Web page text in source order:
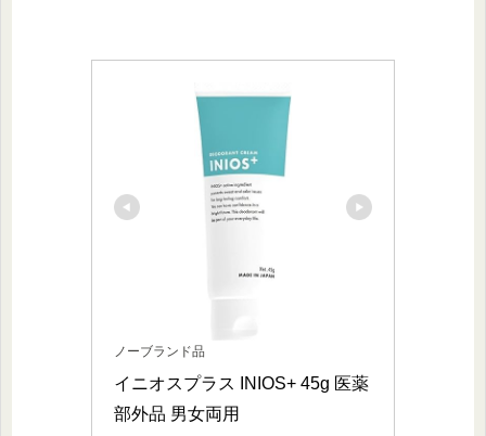
ノーブランド品
イニオスプラス INIOS+ 45g 医薬
部外品 男女両用